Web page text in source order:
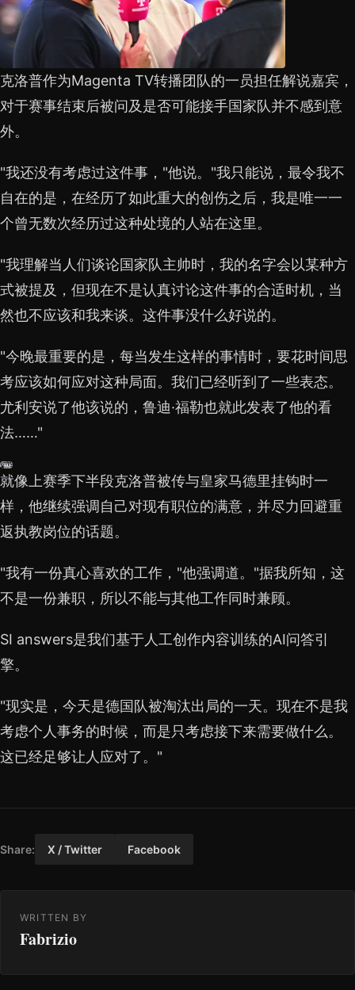
克洛普作为Magenta TV转播团队的一员担任解说嘉宾，
对于赛事结束后被问及是否可能接手国家队并不感到意
外。
"我还没有考虑过这件事，"他说。"我只能说，最令我不
自在的是，在经历了如此重大的创伤之后，我是唯一一
个曾无数次经历过这种处境的人站在这里。
"我理解当人们谈论国家队主帅时，我的名字会以某种方
式被提及，但现在不是认真讨论这件事的合适时机，当
然也不应该和我来谈。这件事没什么好说的。
"今晚最重要的是，每当发生这样的事情时，要花时间思
考应该如何应对这种局面。我们已经听到了一些表态。
尤利安说了他该说的，鲁迪·福勒也就此发表了他的看
法……"
就像上赛季下半段克洛普被传与皇家马德里挂钩时一
样，他继续强调自己对现有职位的满意，并尽力回避重
返执教岗位的话题。
"我有一份真心喜欢的工作，"他强调道。"据我所知，这
不是一份兼职，所以不能与其他工作同时兼顾。
SI answers是我们基于人工创作内容训练的AI问答引
擎。
"现实是，今天是德国队被淘汰出局的一天。现在不是我
考虑个人事务的时候，而是只考虑接下来需要做什么。
这已经足够让人应对了。"
Share: X / Twitter Facebook
WRITTEN BY
Fabrizio